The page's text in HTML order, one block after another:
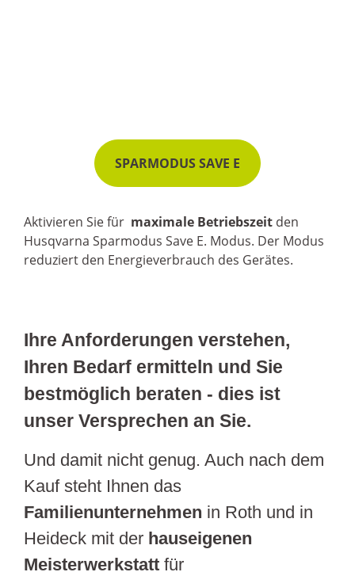
SPARMODUS SAVE E
Aktivieren Sie für maximale Betriebszeit den
Husqvarna Sparmodus Save E. Modus. Der Modus
reduziert den Energieverbrauch des Gerätes.
Ihre Anforderungen verstehen,
Ihren Bedarf ermitteln und Sie
bestmöglich beraten - dies ist
unser Versprechen an Sie.
Und damit nicht genug. Auch nach dem
Kauf steht Ihnen das
Familienunternehmen in Roth und in
Heideck mit der hauseigenen
Meisterwerkstatt für